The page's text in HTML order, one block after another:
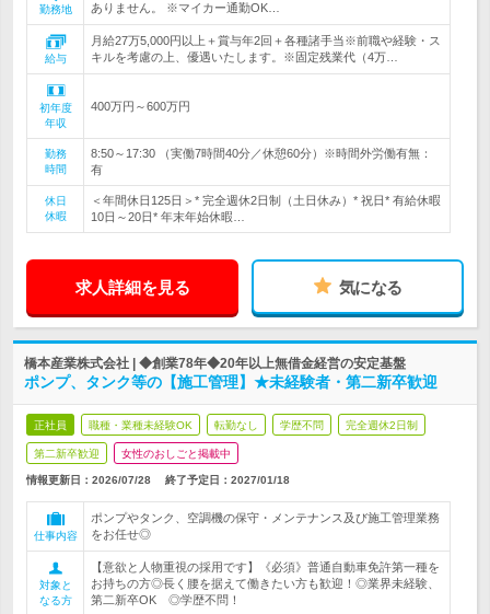
勤務地
ありません。 ※マイカー通勤OK…
給与
月給27万5,000円以上＋賞与年2回＋各種諸手当※前職や経験・ス
キルを考慮の上、優遇いたします。※固定残業代（4万…
初年度
年収
400万円～600万円
勤務
時間
8:50～17:30 （実働7時間40分／休憩60分）※時間外労働有無：
有
休日
休暇
＜年間休日125日＞* 完全週休2日制（土日休み）* 祝日* 有給休暇
10日～20日* 年末年始休暇…
求人詳細を見る 気になる
橋本産業株式会社 | ◆創業78年◆20年以上無借金経営の安定基盤
ポンプ、タンク等の【施工管理】★未経験者・第二新卒歓迎
正社員 職種・業種未経験OK 転勤なし 学歴不問 完全週休2日制
第二新卒歓迎 女性のおしごと掲載中
情報更新日：2026/07/28 終了予定日： 2027/01/18
仕事内容
ポンプやタンク、空調機の保守・メンテナンス及び施工管理業務
をお任せ◎
対象と
なる方
【意欲と人物重視の採用です】《必須》普通自動車免許第一種を
お持ちの方◎長く腰を据えて働きたい方も歓迎！◎業界未経験、
第二新卒OK ◎学歴不問！